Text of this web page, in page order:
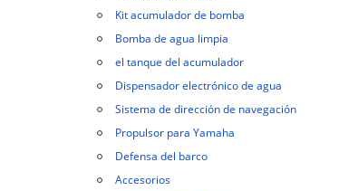
Kit acumulador de bomba
Bomba de agua limpia
el tanque del acumulador
Dispensador electrónico de agua
Sistema de dirección de navegación
Propulsor para Yamaha
Defensa del barco
Accesorios